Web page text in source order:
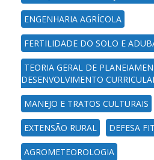
ENGENHARIA AGRÍCOLA
FERTILIDADE DO SOLO E
TEORIA GERAL DE
DESENVOLVIMENTO
MANEJO E TRATOS CULTURAIS
EXTENSÃO RURAL DEFESA
AGROMETEOROLOGIA